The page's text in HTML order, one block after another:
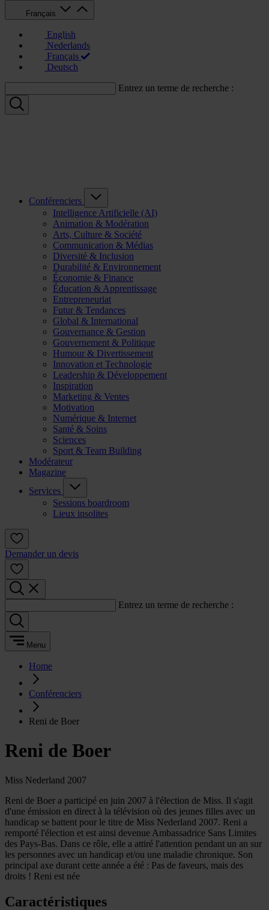
Français
English
Nederlands
Français
Deutsch
Entrez un terme de recherche :
Conférenciers
Intelligence Artificielle (AI)
Animation & Modération
Arts, Culture & Société
Communication & Médias
Diversité & Inclusion
Durabilité & Environnement
Économie & Finance
Éducation & Apprentissage
Entrepreneuriat
Futur & Tendances
Global & International
Gouvernance & Gestion
Gouvernement & Politique
Humour & Divertissement
Innovation et Technologie
Leadership & Développement
Inspiration
Marketing & Ventes
Motivation
Numérique & Internet
Santé & Soins
Sciences
Sport & Team Building
Modérateur
Magazine
Services
Sessions boardroom
Lieux insolites
Demander un devis
Entrez un terme de recherche :
Menu
Home
Conférenciers
Reni de Boer
Reni de Boer
Miss Nederland 2007
Reni de Boer a participé en juin 2007 à l'élection de Miss. Il s'agit
d'une émission en direct à la télévision où des jeunes filles avec un
handicap se battent pour le titre de Miss Nederland 2007. Reni a
remporté l'élection et est ainsi devenue Ambassadrice Sans Limites
des Pays-Bas. Dans ce rôle, elle a attiré l'attention pendant un an sur
les personnes avec un handicap et/ou une maladie chronique. Son
principal axe durant cette année a été : Pas de faveurs, mais des
droits ! Reni est née
Caractéristiques